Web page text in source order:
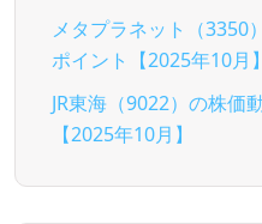
メタプラネット（3350
ポイント【2025年10月】
JR東海（9022）の株価
【2025年10月】